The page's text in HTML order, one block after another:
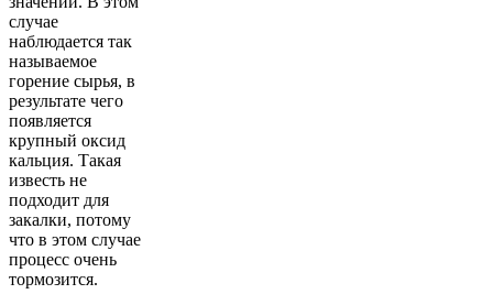
случае
наблюдается так
называемое
горение сырья, в
результате чего
появляется
крупный оксид
кальция. Такая
известь не
подходит для
закалки, потому
что в этом случае
процесс очень
тормозится.